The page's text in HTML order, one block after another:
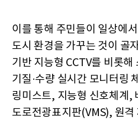
이를 통해 주민들이 일상에
도시 환경을 가꾸는 것이 골
기반 지능형 CCTV를 비롯
기질·수량 실시간 모니터링
링미스트, 지능형 신호체계
도로전광표지판(VMS), 원격